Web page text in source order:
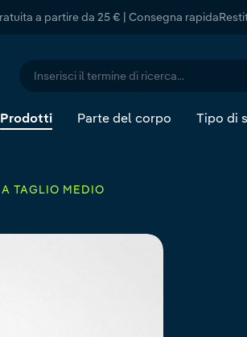
a partire da 25 € | Consegna rapida
Prodotti Parte del corpo Tipo di
TAGLIO MEDIO